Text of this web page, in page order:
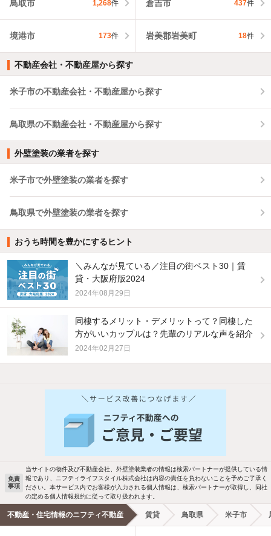
鳥取市 1,268件 倉吉市 437件
境港市 173件 岩美郡岩美町 18件
不動産会社・不動産屋から探す
米子市の不動産会社・不動産屋から探す
鳥取県の不動産会社・不動産屋から探す
外壁塗装の業者を探す
米子市で外壁塗装の業者を探す
鳥取県で外壁塗装の業者を探す
おうち時間を豊かにするヒント
＼みんなが見ている／注目の街ベスト30｜賃
貸・大阪府版2024
2024年08月29日
同棲するメリット・デメリットって？同棲した
方がいいカップルは？先輩のリアルな声を紹介
2024年02月27日
他の人はこんな条件で絞り込んでいます！
バス・トイレ別 2階以上
駐車場あり ペット相談
洗濯機置場あり 独立洗面台
エアコンあり 都市ガス
免責
事項
当サイトの物件及び不動産会社、外壁塗装業者の情報は検索パートナーが提供している情
報であり、ニフティライフスタイル株式会社は内容の責任を負わないことを予めご了承く
ださい。本サービス内でお客様が入力される個人情報は、検索パートナーが取得し、同社
の定める個人情報規約に従って取り扱われます。
不動産・住宅情報のニフティ不動産 賃貸 鳥取県 米子市